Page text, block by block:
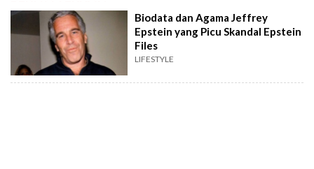
Biodata dan Agama Jeffrey
Epstein yang Picu Skandal Epstein
Files
LIFESTYLE